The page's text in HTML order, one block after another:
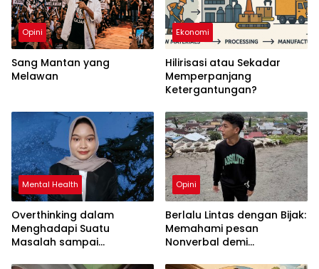
Opini
Sang Mantan yang
Melawan
Ekonomi
Hilirisasi atau Sekadar
Memperpanjang
Ketergantungan?
Mental Health
Overthinking dalam
Menghadapi Suatu
Masalah sampai
Opini
Berlalu Lintas dengan Bijak:
Memahami pesan
Nonverbal demi